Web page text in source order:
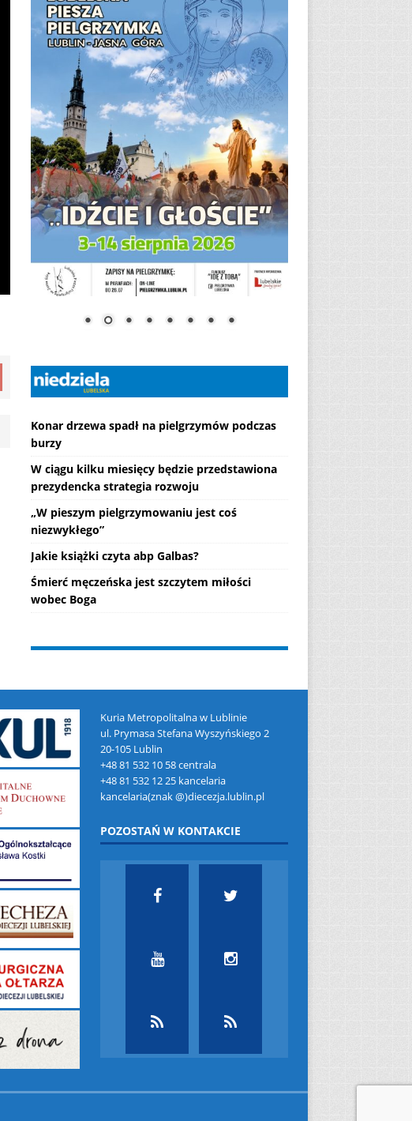
Konar drzewa spadł na pielgrzymów podczas
burzy
W ciągu kilku miesięcy będzie przedstawiona
prezydencka strategia rozwoju
„W pieszym pielgrzymowaniu jest coś
niezwykłego”
Jakie książki czyta abp Galbas?
Śmierć męczeńska jest szczytem miłości
wobec Boga
Kuria Metropolitalna w Lublinie
ul. Prymasa Stefana Wyszyńskiego 2
20-105 Lublin
+48 81 532 10 58 centrala
+48 81 532 12 25 kancelaria
kancelaria(znak @)diecezja.lublin.pl
POZOSTAŃ W KONTAKCIE